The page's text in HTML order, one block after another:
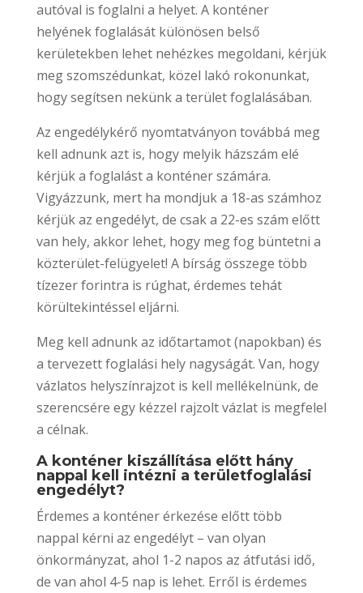
autóval is foglalni a helyet. A konténer
helyének foglalását különösen belső
kerületekben lehet nehézkes megoldani, kérjük
meg szomszédunkat, közel lakó rokonunkat,
hogy segítsen nekünk a terület foglalásában.
Az engedélykérő nyomtatványon továbbá meg
kell adnunk azt is, hogy melyik házszám elé
kérjük a foglalást a konténer számára.
Vigyázzunk, mert ha mondjuk a 18-as számhoz
kérjük az engedélyt, de csak a 22-es szám előtt
van hely, akkor lehet, hogy meg fog büntetni a
közterület-felügyelet! A bírság összege több
tízezer forintra is rúghat, érdemes tehát
körültekintéssel eljárni.
Meg kell adnunk az időtartamot (napokban) és
a tervezett foglalási hely nagyságát. Van, hogy
vázlatos helyszínrajzot is kell mellékelnünk, de
szerencsére egy kézzel rajzolt vázlat is megfelel
a célnak.
A konténer kiszállítása előtt hány
nappal kell intézni a területfoglalási
engedélyt?
Érdemes a konténer érkezése előtt több
nappal kérni az engedélyt – van olyan
önkormányzat, ahol 1-2 napos az átfutási idő,
de van ahol 4-5 nap is lehet. Erről is érdemes